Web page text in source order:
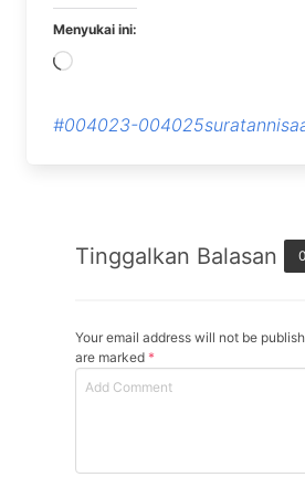
Menyukai ini:
Memuat...
#004023-
Tinggalkan Balasan 0
Your email address will not be
are marked *